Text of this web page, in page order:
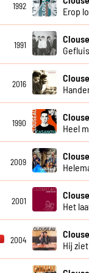
1992
Erop
1991
2016
1990
Heel
2009
2001
Het
2004
Hij